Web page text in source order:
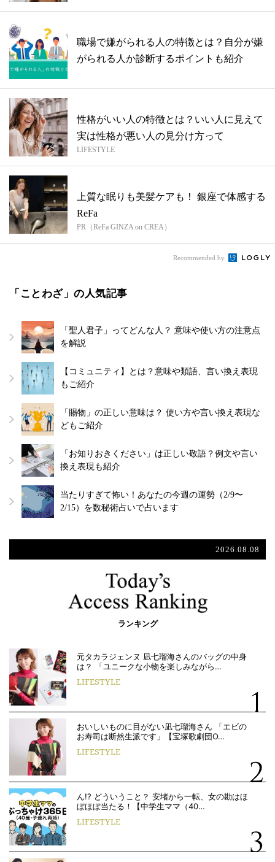
職場で嫌がられる人の特徴とは？自分が嫌
がられる人か診断するポイントも紹介
性格がいい人の特徴とは？いい人に見えて
実は性格が悪い人の見分け方って
LIFESTYLE
上質な眠りも美髪ケアも！ 銀座で体感する
ReFa
PR（ReFa GINZA on CREA）
Recommended by
「ことわざ」の人気記事
「聖人君子」ってどんな人？ 意味や使い方の注意点
を解説
【コミュニティ】とは？意味や類語、言い換え表現
もご紹介
「賜物」の正しい意味は？ 使い方や言い換え表現な
どもご紹介
「お知りおきください」は正しい敬語？例文や言い
換え表現も紹介
当たりすぎて怖い！あなたの今週の運勢（2/9〜
2/15）を数秘術占いで占います
2026.08.08
ランキング
元タカラジェンヌ 凪七瑠海さんのバッグの中身
は？ 「ユニークな小物を楽しみながら…
LIFESTYLE
おいしいものに目がない凪七瑠海さん 「エビの
お寿司は断然生派です」【宝塚歌劇団O…
LIFESTYLE
ん!? どういうこと？ 安堵から一転、女の勘はほ
ぼほぼ当たる！【中学生ママ（40…
LIFESTYLE